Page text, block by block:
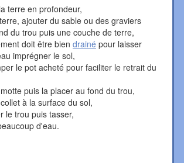
terre en profondeur,
ajouter du sable ou des graviers
du trou puis une couche de terre,
doit être bien drainé pour laisser
imprégner le sol,
le pot acheté pour faciliter le retrait du
puis la placer au fond du trou,
à la surface du sol,
le trou puis tasser,
d'eau.